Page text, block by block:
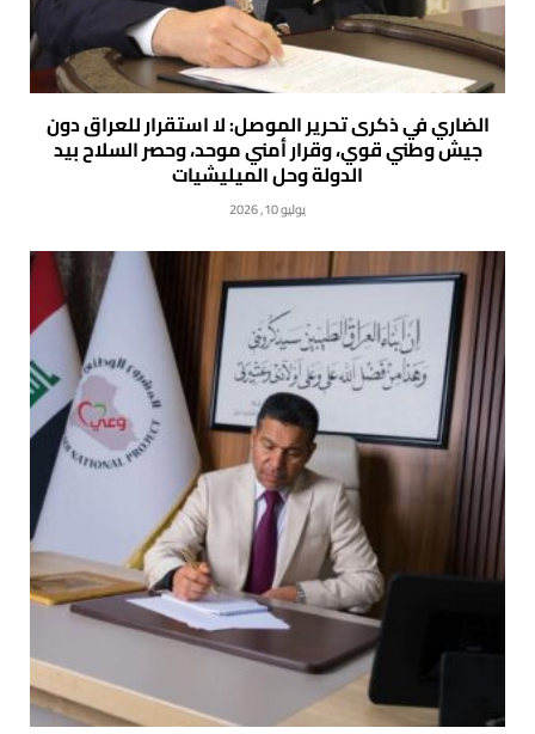
الضاري في ذكرى تحرير الموصل: لا استقرار للعراق دون
جيش وطني قوي، وقرار أمني موحد، وحصر السلاح بيد
الدولة وحل الميليشيات
يوليو 10, 2026